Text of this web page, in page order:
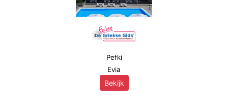
Pefki
Evia
Bekijk